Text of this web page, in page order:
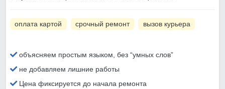
оплата картой срочный ремонт вызов курьера
объясняем простым языком, без “умных слов”
не добавляем лишние работы
Цена фиксируется до начала ремонта